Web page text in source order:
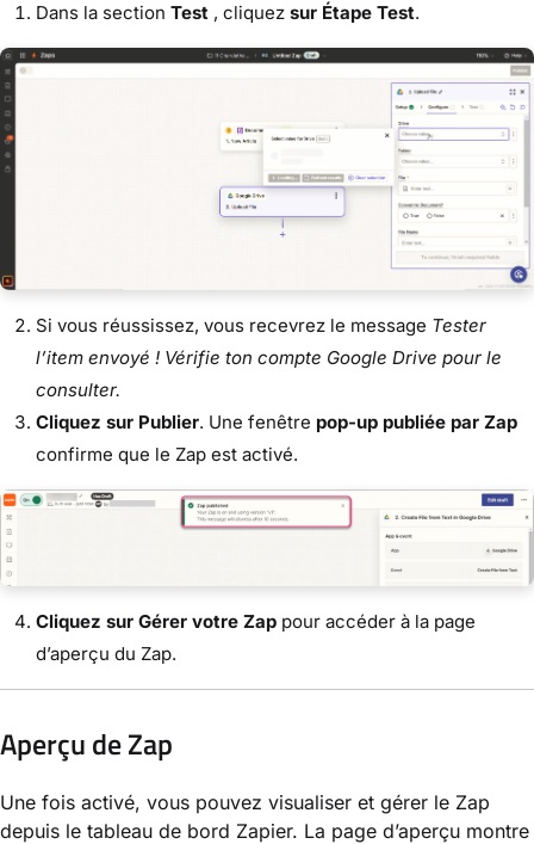
Dans la section Test , cliquez sur Étape Test.
Si vous réussissez, vous recevrez le message Tester
l’item envoyé ! Vérifie ton compte Google Drive pour le
consulter.
Cliquez sur Publier. Une fenêtre pop-up publiée par Zap
confirme que le Zap est activé.
Cliquez sur Gérer votre Zap pour accéder à la page
d’aperçu du Zap.
Aperçu de Zap
Une fois activé, vous pouvez visualiser et gérer le Zap
depuis le tableau de bord Zapier. La page d’aperçu montre